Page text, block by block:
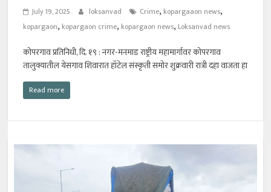
July 19, 2025 loksanvad Crime, kopargaaon news,
kopargaon, kopargaon crime, kopargaon news, Loksanvad news
कोपरगाव प्रतिनिधी, दि. १९ : नगर-मनमाड राष्ट्रीय महामार्गावर कोपरगाव
तालुक्यातील येसगाव शिवारात हॉटेल संस्कृती समोर शुक्रवारी रात्री दहा वाजता हा
Read more